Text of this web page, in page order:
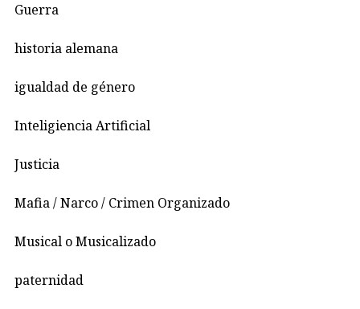
Guerra
historia alemana
igualdad de género
Inteligiencia Artificial
Justicia
Mafia / Narco / Crimen Organizado
Musical o Musicalizado
paternidad